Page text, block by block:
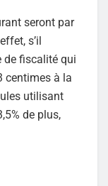
seront par
s’il
de fiscalité qui
centimes à la
utilisant
de plus,